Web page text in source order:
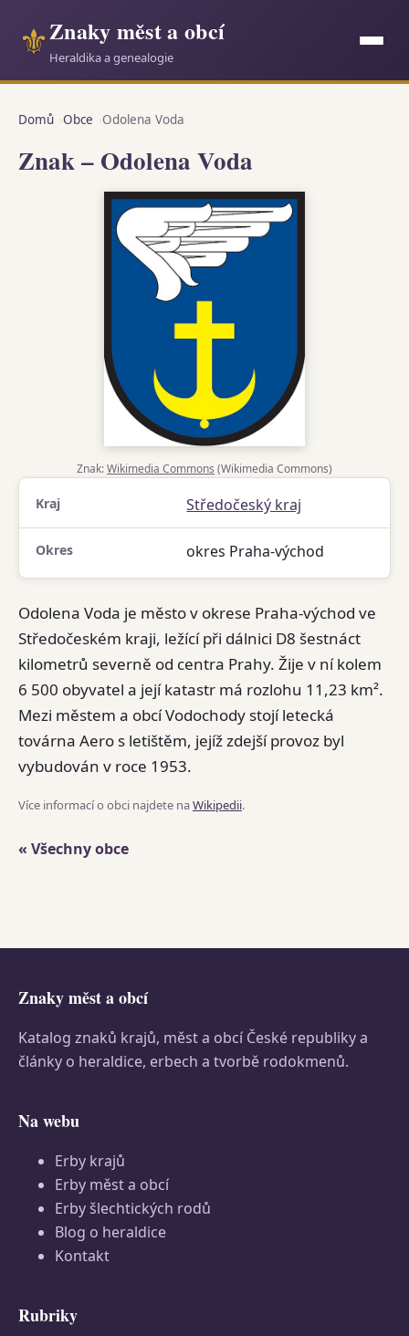
⚜Znaky měst a obcí
Heraldika a genealogie
Domů Obce Odolena Voda
Znak – Odolena Voda
Znak:Wikimedia Commons (Wikimedia Commons)
Kraj Středočeský kraj
Okres okres Praha-východ
Odolena Voda je město v okrese Praha-východ ve
Středočeském kraji, ležící při dálnici D8 šestnáct
kilometrů severně od centra Prahy. Žije v ní kolem
6 500 obyvatel a její katastr má rozlohu 11,23 km².
Mezi městem a obcí Vodochody stojí letecká
továrna Aero s letištěm, jejíž zdejší provoz byl
vybudován v roce 1953.
Více informací o obci najdete naWikipedii.
« Všechny obce
Znaky měst a obcí
Katalog znaků krajů, měst a obcí České republiky a
články o heraldice, erbech a tvorbě rodokmenů.
Na webu
Erby krajů
Erby měst a obcí
Erby šlechtických rodů
Blog o heraldice
Kontakt
Rubriky